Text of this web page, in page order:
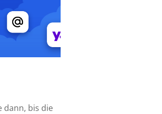
dann, bis die